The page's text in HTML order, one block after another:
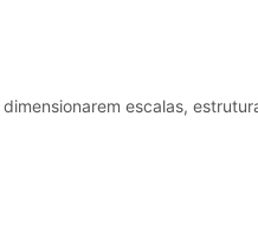
dimensionarem escalas,